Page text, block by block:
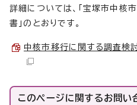
詳細については、「宝塚市中核
書」のとおりです。
中核市移行に関する調査
このページに関するお問い